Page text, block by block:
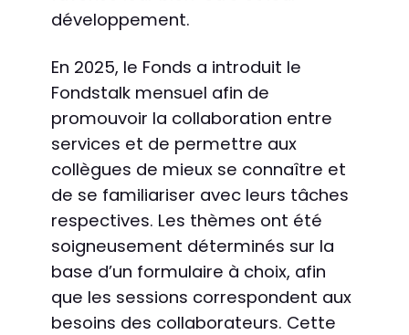
développement.
En 2025, le Fonds a introduit le
Fondstalk mensuel afin de
promouvoir la collaboration entre
services et de permettre aux
collègues de mieux se connaître et
de se familiariser avec leurs tâches
respectives. Les thèmes ont été
soigneusement déterminés sur la
base d’un formulaire à choix, afin
que les sessions correspondent aux
besoins des collaborateurs. Cette